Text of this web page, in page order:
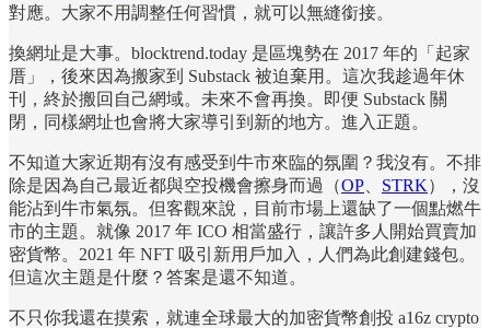
對應。大家不用調整任何習慣，就可以無縫銜接。
換網址是大事。blocktrend.today 是區塊勢在 2017 年的「起家
厝」，後來因為搬家到 Substack 被迫棄用。這次我趁過年休
刊，終於搬回自己網域。未來不會再換。即便 Substack 關
閉，同樣網址也會將大家導引到新的地方。進入正題。
不知道大家近期有沒有感受到牛市來臨的氛圍？我沒有。不排
除是因為自己最近都與空投機會擦身而過（OP STRK），沒
能沾到牛市氣氛。但客觀來說，目前市場上還缺了一個點燃牛
市的主題。就像 2017 年 ICO 相當盛行，讓許多人開始買賣加
密貨幣。2021 年 NFT 吸引新用戶加入，人們為此創建錢包。
但這次主題是什麼？答案是還不知道。
不只你我還在摸索，就連全球最大的加密貨幣創投 a16z crypto